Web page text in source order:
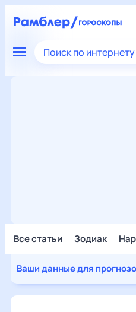
Поиск по интернету
Все статьи Зодиак
Ваши данные для